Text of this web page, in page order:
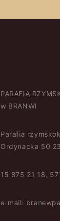
PARAFIA
w BRANWI
Parafia
Ordynacka 50
15 875 21 18,
e-mail: